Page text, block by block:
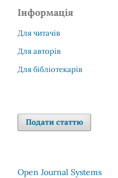
Інформація
Для читачів
Для авторів
Для бібліотекарів
Подати статтю
Open Journal Systems